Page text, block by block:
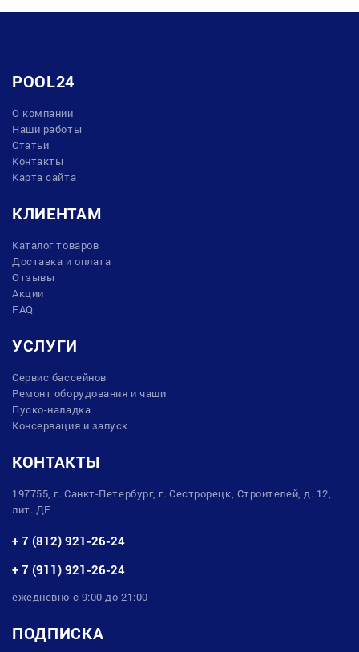
POOL24
О компании
Наши работы
Статьи
Контакты
Карта сайта
КЛИЕНТАМ
Каталог товаров
Доставка и оплата
Отзывы
Акции
FAQ
УСЛУГИ
Сервис бассейнов
Ремонт оборудования и чаши
Пуско-наладка
Консервация и запуск
КОНТАКТЫ
197755, г. Санкт-Петербург, г. Сестрорецк, Строителей, д. 12,
лит. ДЕ
+ 7 (812) 921-26-24
+ 7 (911) 921-26-24
ежедневно с 9:00 до 21:00
ПОДПИСКА